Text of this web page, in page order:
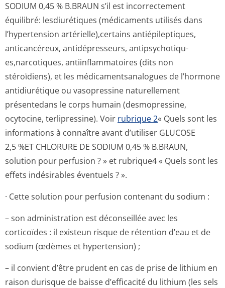
SODIUM 0,45 % B.BRAUN s’il est incorrectement
équilibré: lesdiurétiques (médicaments utilisés dans
l’hypertension artérielle),cer­tains antiépileptiques,
anticancéreux, antidépresseurs, antipsychotiqu­
es,narcotiques, antiinflammatoires (dits non
stéroïdiens), et les médicamentsana­logues de l’hormone
antidiurétique ou vasopressine naturellement
présentedans le corps humain (desmopressine,
ocytocine, terlipressine). Voir rubrique 2« Quels sont les
informations à connaître avant d’utiliser GLUCOSE
2,5 %ET CHLORURE DE SODIUM 0,45 % B.BRAUN,
solution pour perfusion ? » et rubrique4 « Quels sont les
effets indésirables éventuels ? ».
· Cette solution pour perfusion contenant du sodium :
– son administration est déconseillée avec les
corticoïdes : il existeun risque de rétention d’eau et de
sodium (œdèmes et hypertension) ;
– il convient d’être prudent en cas de prise de lithium en
raison durisque de baisse d’efficacité du lithium (les sels